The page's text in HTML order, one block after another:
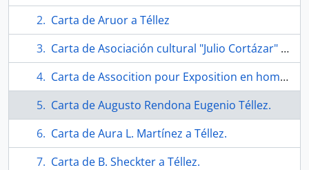
Carta de Aruor a Téllez
Carta de Asociación cultural "Julio Cortázar" a Eugenio Téllez y George Manupelli.
Carta de Assocition pour Exposition en hommage á Salvador Allende.
Carta de Augusto Rendona Eugenio Téllez.
Carta de Aura L. Martínez a Téllez.
Carta de B. Sheckter a Téllez.